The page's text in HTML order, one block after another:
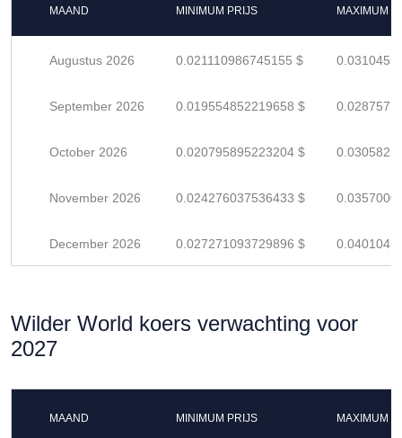
MAAND MINIMUM PRIJS MAXIMUM
Augustus 2026 0.021110986745155 $
September 2026 0.019554852219658 $
October 2026 0.020795895223204 $
November 2026 0.024276037536433 $
December 2026 0.027271093729896 $
Wilder World koers verwachting voor
2027
MAAND MINIMUM PRIJS MAXIMUM